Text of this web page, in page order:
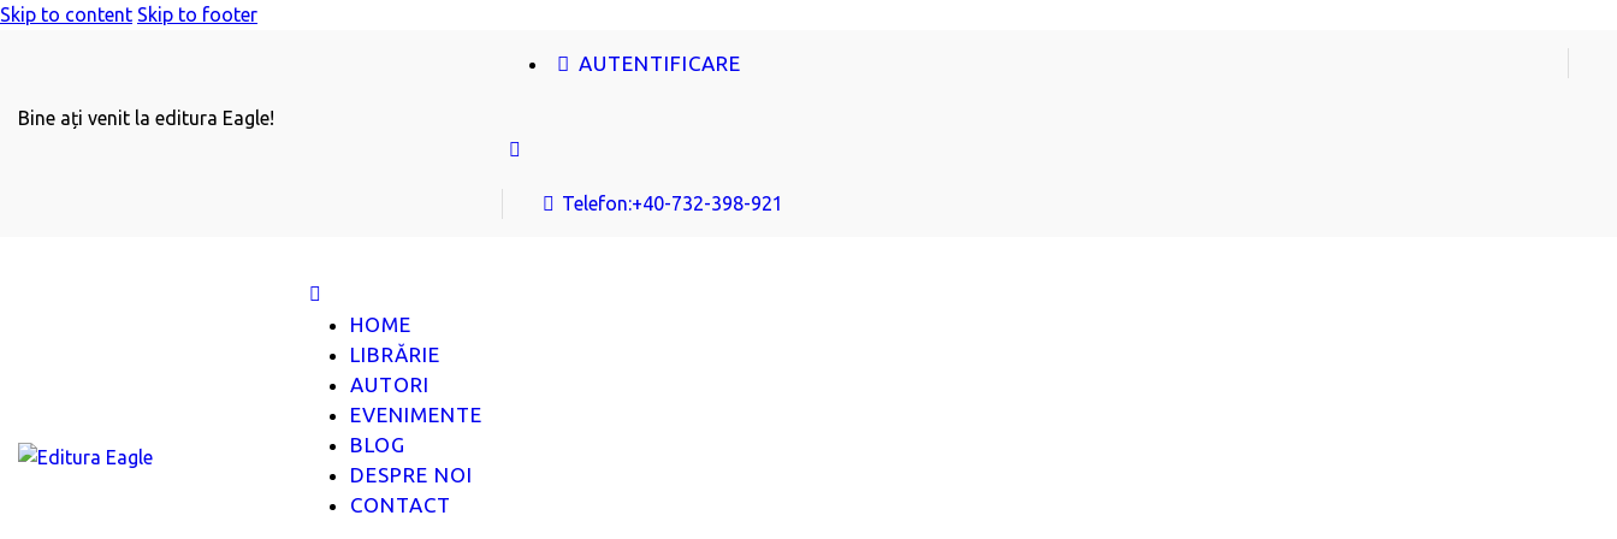
Skip to content Skip to footer
Bine ați venit la editura Eagle!
AUTENTIFICARE
Telefon:+40-732-398-921
HOME
LIBRĂRIE
AUTORI
EVENIMENTE
BLOG
DESPRE NOI
CONTACT